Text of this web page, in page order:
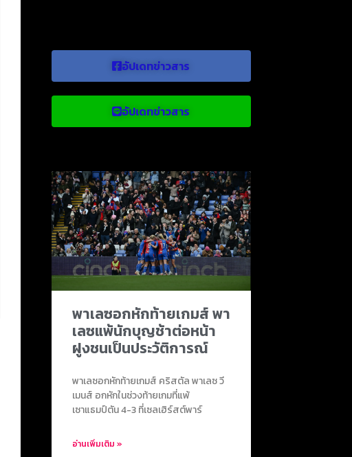
อัปเดทข่าวสาร
อัปเดทข่าวสาร
พาเลซอกหักท้ายเกมส์ พา
เลซแพ้นักบุญช้าต่อหน้า
ฝูงชนเป็นประวัติการณ์
พาเลซอกหักท้ายเกมส์ คริสตัล พาเลซ วี
เมนส์ อกหักในช่วงท้ายเกมที่แพ้
เซาแธมป์ตัน 4-3 ที่เซลเฮิร์สต์พาร์
อ่านเพิ่มเติม »